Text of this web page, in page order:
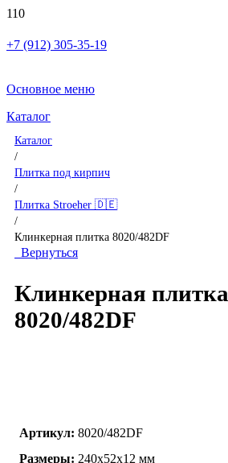
+7 (912) 305-35-19
Основное меню
Каталог
Каталог
/
Плитка под кирпич
/
Плитка Stroeher 🇩🇪
/
Клинкерная плитка 8020/482DF
Вернуться
Клинкерная плитка
8020/482DF
Артикул: 8020/482DF
Размеры: 240x52x12 мм